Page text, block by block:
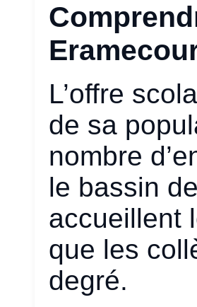
L’offre
de sa
nombre
le bassin
accueillent
que les
degré.